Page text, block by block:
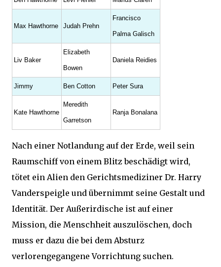
Max Hawthorne Judah Prehn
Francisco
Palma Galisch
Liv Baker
Elizabeth
Bowen
Daniela Reidies
Jimmy Ben Cotton Peter Sura
Kate Hawthorne
Meredith
Garretson
Ranja Bonalana
Nach einer Notlandung auf der Erde, weil sein
Raumschiff von einem Blitz beschädigt wird,
tötet ein Alien den Gerichtsmediziner Dr. Harry
Vanderspeigle und übernimmt seine Gestalt und
Identität. Der Außerirdische ist auf einer
Mission, die Menschheit auszulöschen, doch
muss er dazu die bei dem Absturz
verlorengegangene Vorrichtung suchen.